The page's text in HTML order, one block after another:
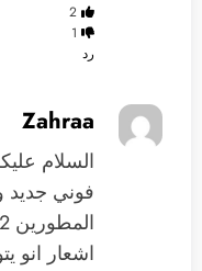
2
1
رد
Zahraa
السلام
فوني جديد
اشعار انو